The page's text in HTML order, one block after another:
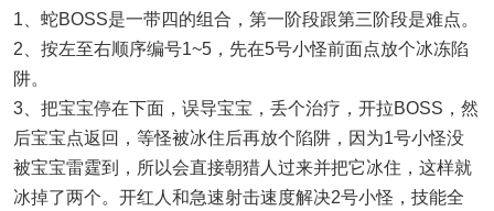
1、蛇BOSS是一带四的组合，第一阶段跟第三阶段是难点。
2、按左至右顺序编号1~5，先在5号小怪前面点放个冰冻陷
阱。
3、把宝宝停在下面，误导宝宝，丢个治疗，开拉BOSS，然
后宝宝点返回，等怪被冰住后再放个陷阱，因为1号小怪没
被宝宝雷霆到，所以会直接朝猎人过来并把它冰住，这样就
冰掉了两个。开红人和急速射击速度解决2号小怪，技能全